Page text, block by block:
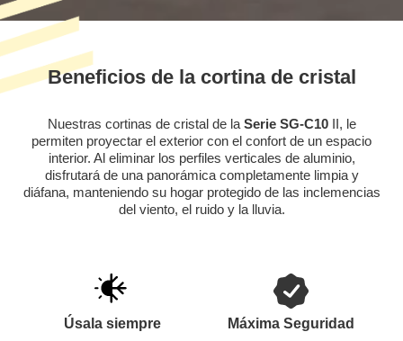
Beneficios de la cortina de cristal
Nuestras cortinas de cristal de la Serie SG-C10II, le
permiten proyectar el exterior con el confort de un espacio
interior. Al eliminar los perfiles verticales de aluminio,
disfrutará de una panorámica completamente limpia y
diáfana, manteniendo su hogar protegido de las inclemencias
del viento, el ruido y la lluvia.
Úsala siempre
Máxima Seguridad